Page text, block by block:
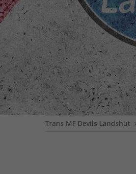
Trans MF Devils Landshut